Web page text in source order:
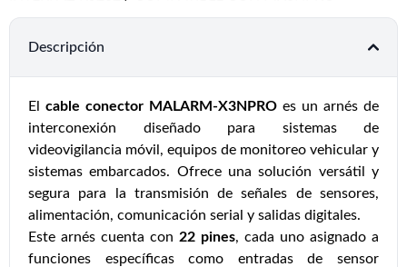
Descripción
El cable conector MALARM-X3NPRO es un arnés de
interconexión diseñado para sistemas de
videovigilancia móvil, equipos de monitoreo vehicular y
sistemas embarcados. Ofrece una solución versátil y
segura para la transmisión de señales de sensores,
alimentación, comunicación serial y salidas digitales.
Este arnés cuenta con 22 pines, cada uno asignado a
funciones específicas como entradas de sensor